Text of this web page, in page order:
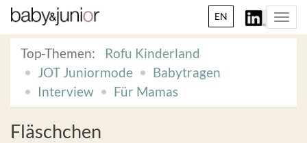
EN
Top-Themen:
Rofu Kinderland
JOT Juniormode
Babytragen
Interview
Für Mamas
Fläschchen